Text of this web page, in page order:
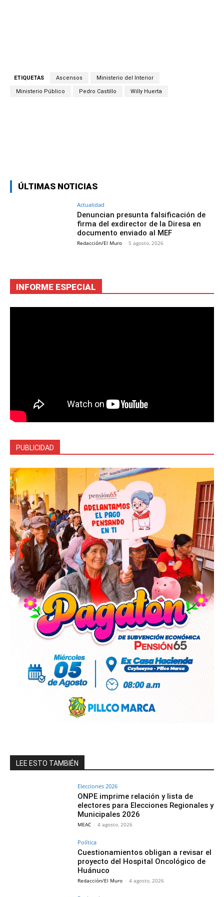
ETIQUETAS Ascensos Ministerio del Interior
Ministerio Público Pedro Castillo Willy Huerta
ÚLTIMAS NOTICIAS
Actualidad
Denuncian presunta falsificación de
firma del exdirector de la Diresa en
documento enviado al MEF
Redacción/El Muro - 5 agosto, 2026
INFORME ESPECIAL
PUBLICIDAD
LEE ESTO TAMBIÉN
Elecciones 2026
ONPE imprime relación y lista de
electores para Elecciones Regionales y
Municipales 2026
MEAC - 4 agosto, 2026
Política
Cuestionamientos obligan a revisar el
proyecto del Hospital Oncológico de
Huánuco
Redacción/El Muro - 4 agosto, 2026